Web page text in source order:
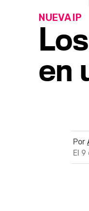
en
NUEVA IP
Por
El 9